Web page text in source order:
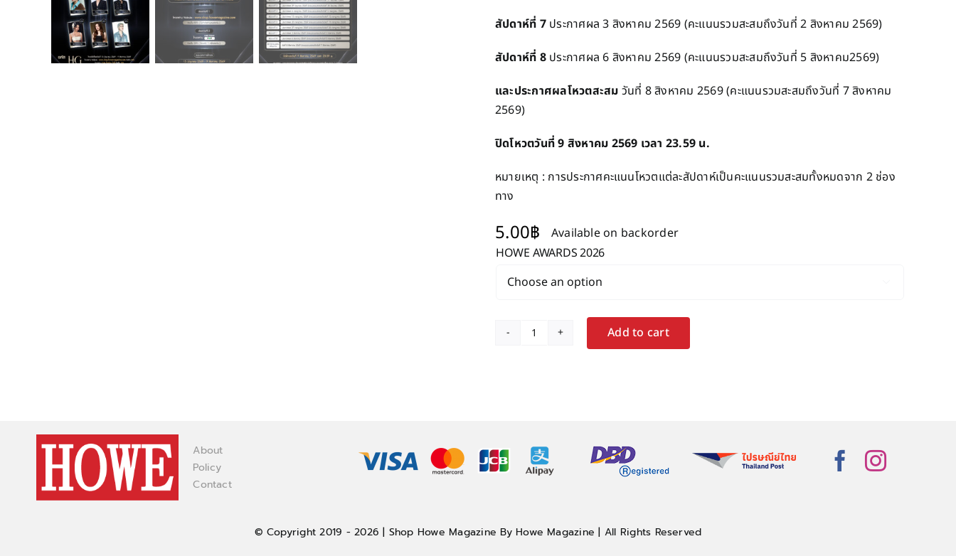
สัปดาห์ที่ 7 ประกาศผล 3 สิงหาคม 2569 (คะแนนรวมสะสมถึงวันที่ 2 สิงหาคม 2569)
สัปดาห์ที่ 8 ประกาศผล 6 สิงหาคม 2569 (คะแนนรวมสะสมถึงวันที่ 5 สิงหาคม2569)
และประกาศผลโหวตสะสม วันที่ 8 สิงหาคม 2569 (คะแนนรวมสะสมถึงวันที่ 7 สิงหาคม
2569)
ปิดโหวตวันที่ 9 สิงหาคม 2569 เวลา 23.59 น.
หมายเหตุ : การประกาศคะแนนโหวตแต่ละสัปดาห์เป็นคะแนนรวมสะสมทั้งหมดจาก 2 ช่อง
ทาง
5.00฿
Available on backorder
HOWE AWARDS 2026
VOTE
AWARD
2026
Add to cart
About
Policy
Contact
© Copyright 2019 - 2026 | Shop Howe Magazine By Howe Magazine | All Rights Reserved